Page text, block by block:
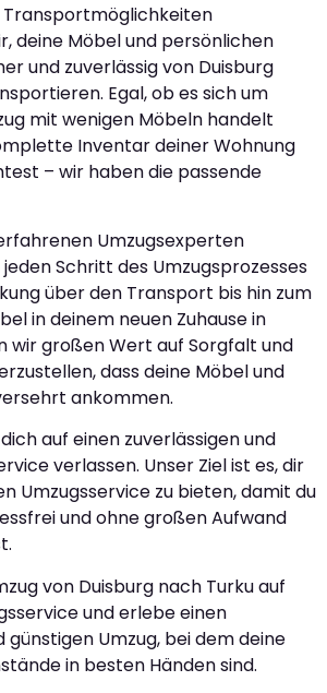
Transportmöglichkeiten
deine Möbel und persönlichen
und zuverlässig von Duisburg
Egal, ob es sich um
mit wenigen Möbeln handelt
Inventar deiner Wohnung
– wir haben die passende
Umzugsexperten
Schritt des Umzugsprozesses
über den Transport bis hin zum
in deinem neuen Zuhause in
wir großen Wert auf Sorgfalt und
dass deine Möbel und
ankommen.
auf einen zuverlässigen und
verlassen. Unser Ziel ist es, dir
Umzugsservice zu bieten, damit du
und ohne großen Aufwand
von Duisburg nach Turku auf
und erlebe einen
günstigen Umzug, bei dem deine
in besten Händen sind.